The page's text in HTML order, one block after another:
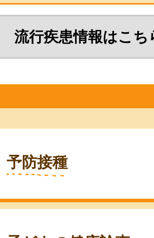
流行疾患情報はこち
予防接種